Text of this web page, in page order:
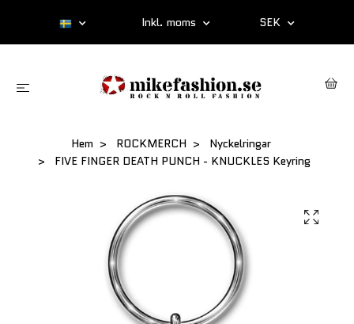
Inkl. moms SEK
Hem ROCKMERCH
Nyckelringar
FIVE FINGER DEATH PUNCH - KNUCKLES Keyring